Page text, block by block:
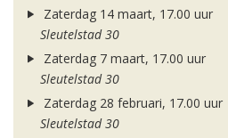
Zaterdag 14 maart, 17.00 uur
Sleutelstad 30
Zaterdag 7 maart, 17.00 uur
Sleutelstad 30
Zaterdag 28 februari, 17.00 uur
Sleutelstad 30